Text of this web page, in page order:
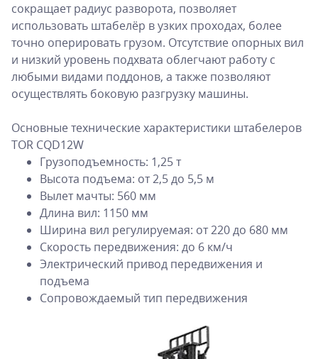
сокращает радиус разворота, позволяет
использовать штабелёр в узких проходах, более
точно оперировать грузом. Отсутствие опорных вил
и низкий уровень подхвата облегчают работу с
любыми видами поддонов, а также позволяют
осуществлять боковую разгрузку машины.
Основные технические характеристики штабелеров
TOR CQD12W
Грузоподъемность: 1,25 т
Высота подъема: от 2,5 до 5,5 м
Вылет мачты: 560 мм
Длина вил: 1150 мм
Ширина вил регулируемая: от 220 до 680 мм
Скорость передвижения: до 6 км/ч
Электрический привод передвижения и
подъема
Сопровождаемый тип передвижения